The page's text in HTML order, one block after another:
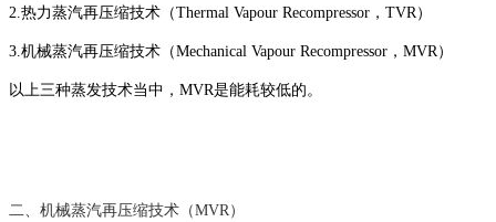
2.热力蒸汽再压缩技术（Thermal Vapour Recompressor，TVR）
3.机械蒸汽再压缩技术（Mechanical Vapour Recompressor，MVR）
以上三种蒸发技术当中，MVR是能耗较低的。
二、机械蒸汽再压缩技术（MVR）